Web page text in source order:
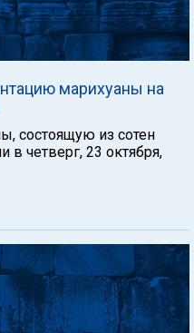
марихуаны на
состоящую из сотен
в четверг, 23 октября,